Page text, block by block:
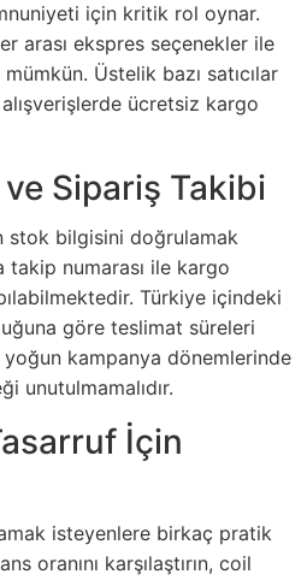
için kritik rol oynar.
arası ekspres seçenekler ile
Üstelik bazı satıcılar
ücretsiz kargo
Sipariş Takibi
stok bilgisini doğrulamak
takip numarası ile kargo
Türkiye içindeki
göre teslimat süreleri
kampanya dönemlerinde
unutulmamalıdır.
İçin
isteyenlere birkaç pratik
oranını karşılaştırın, coil